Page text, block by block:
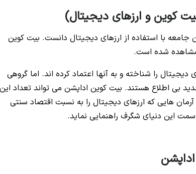
کوین و ارزهای دیجیتال)
با استفاده از ارزهای دیجیتال دانست. بیت کوین
را شناخته و به آنها اعتماد کرده اند. اما گروهی
بی اطلاع هستند. بیت کوین اداپشن می تواند تعداد این
هایی که ارزهای دیجیتال را به نسبت اقتصاد سنتی
این دنیای شگرف راهنمایی نماید.